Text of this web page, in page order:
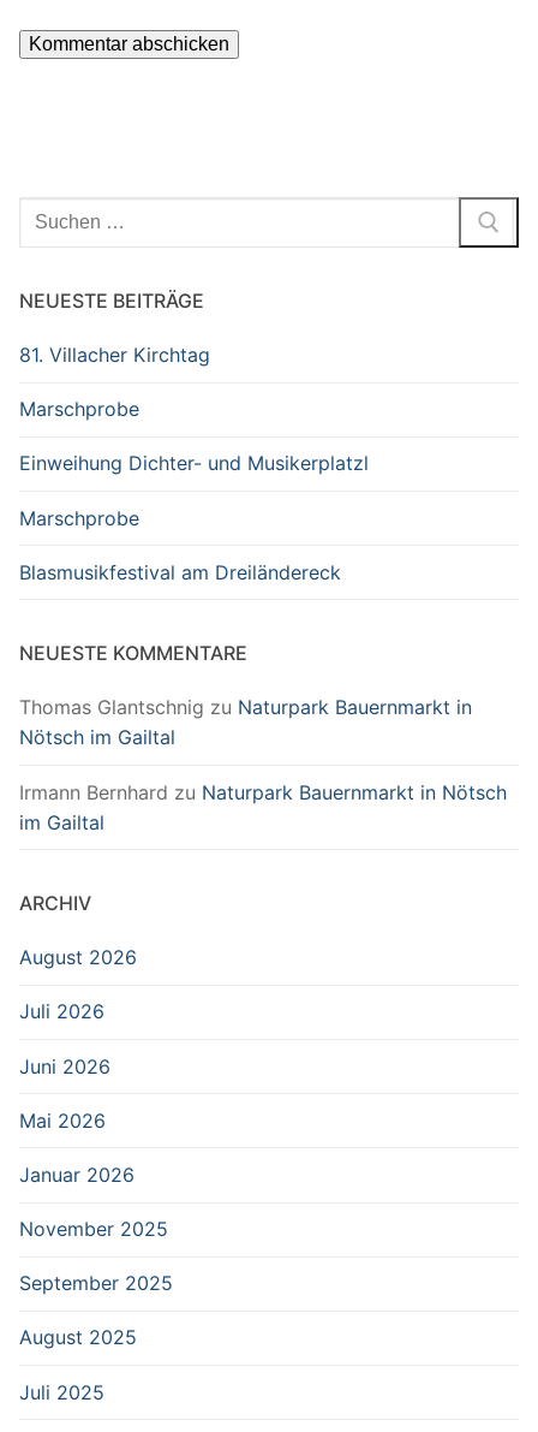
Suchen
nach:
NEUESTE BEITRÄGE
81. Villacher Kirchtag
Marschprobe
Einweihung Dichter- und Musikerplatzl
Marschprobe
Blasmusikfestival am Dreiländereck
NEUESTE KOMMENTARE
Thomas Glantschnig zu Naturpark Bauernmarkt in
Nötsch im Gailtal
Irmann Bernhard zu Naturpark Bauernmarkt in Nötsch
im Gailtal
ARCHIV
August 2026
Juli 2026
Juni 2026
Mai 2026
Januar 2026
November 2025
September 2025
August 2025
Juli 2025